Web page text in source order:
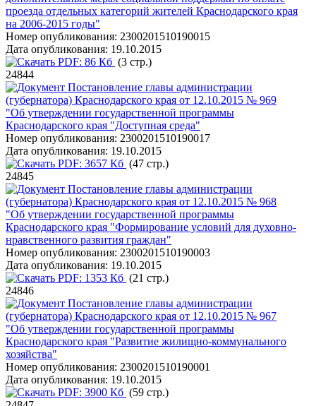
проезда отдельных категорий жителей Краснодарского края
на 2006-2015 годы"
Номер опубликования: 2300201510190015
Дата опубликования: 19.10.2015
PDF: 86 Кб (3 стр.)
24844
Постановление главы администрации
(губернатора) Краснодарского края от 12.10.2015 № 969
"Об утверждении государственной программы
Краснодарского края "Доступная среда"
Номер опубликования: 2300201510190017
Дата опубликования: 19.10.2015
PDF: 3657 Кб (47 стр.)
24845
Постановление главы администрации
(губернатора) Краснодарского края от 12.10.2015 № 968
"Об утверждении государственной программы
Краснодарского края "Формирование условий для духовно-
нравственного развития граждан"
Номер опубликования: 2300201510190003
Дата опубликования: 19.10.2015
PDF: 1353 Кб (21 стр.)
24846
Постановление главы администрации
(губернатора) Краснодарского края от 12.10.2015 № 967
"Об утверждении государственной программы
Краснодарского края "Развитие жилищно-коммунального
хозяйства"
Номер опубликования: 2300201510190001
Дата опубликования: 19.10.2015
PDF: 3900 Кб (59 стр.)